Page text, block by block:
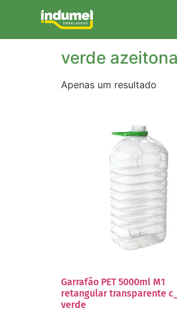
/ Cor do produto /
verde
Apenas um resultado
Garrafão PET 5000ml M1
retangular transparente
verde